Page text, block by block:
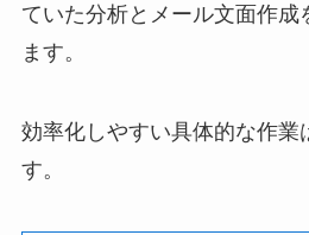
ていた分析とメール文面作成
ます。
効率化しやすい具体的な作業
す。